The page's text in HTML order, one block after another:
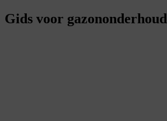
Gids voor gazononderhoud